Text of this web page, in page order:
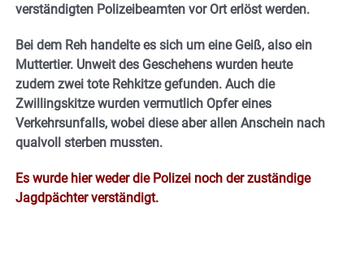
verständigten Polizeibeamten vor Ort erlöst werden.
Bei dem Reh handelte es sich um eine Geiß, also ein
Muttertier. Unweit des Geschehens wurden heute
zudem zwei tote Rehkitze gefunden. Auch die
Zwillingskitze wurden vermutlich Opfer eines
Verkehrsunfalls, wobei diese aber allen Anschein nach
qualvoll sterben mussten.
Es wurde hier weder die Polizei noch der zuständige
Jagdpächter verständigt.